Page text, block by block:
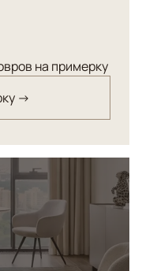
на примерку
→